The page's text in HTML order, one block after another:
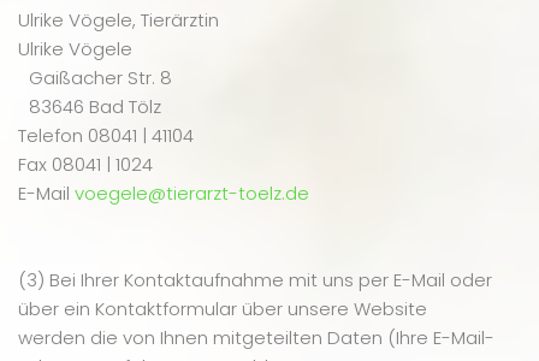
Ulrike Vögele, Tierärztin
Ulrike Vögele
Gaißacher Str. 8
83646 Bad Tölz
Telefon 08041 | 41104
Fax 08041 | 1024
E-Mail voegele@tierarzt-toelz.de
(3) Bei Ihrer Kontaktaufnahme mit uns per E-Mail oder
über ein Kontaktformular über unsere Website
werden die von Ihnen mitgeteilten Daten (Ihre E-Mail-